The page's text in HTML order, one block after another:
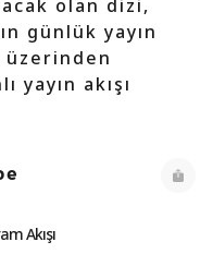
olan dizi,
günlük yayın
üzerinden
yayın akışı
Akışı